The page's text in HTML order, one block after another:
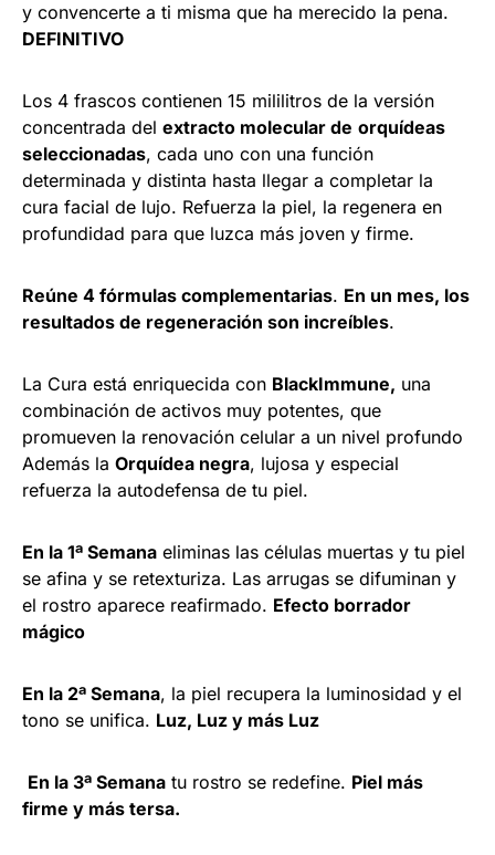
y convencerte a ti misma que ha merecido la pena.
DEFINITIVO
Los 4 frascos contienen 15 mililitros de la versión
concentrada del extracto molecular de orquídeas
seleccionadas, cada uno con una función
determinada y distinta hasta llegar a completar la
cura facial de lujo. Refuerza la piel, la regenera en
profundidad para que luzca más joven y firme.
Reúne 4 fórmulas complementarias. En un mes, los
resultados de regeneración son increíbles.
La Cura está enriquecida con BlackImmune, una
combinación de activos muy potentes, que
promueven la renovación celular a un nivel profundo
Además la Orquídea negra, lujosa y especial
refuerza la autodefensa de tu piel.
En la 1ª Semana eliminas las células muertas y tu piel
se afina y se retexturiza. Las arrugas se difuminan y
el rostro aparece reafirmado. Efecto borrador
mágico
En la 2ª Semana, la piel recupera la luminosidad y el
tono se unifica. Luz, Luz y más Luz
En la 3ª Semana tu rostro se redefine. Piel más
firme y más tersa.